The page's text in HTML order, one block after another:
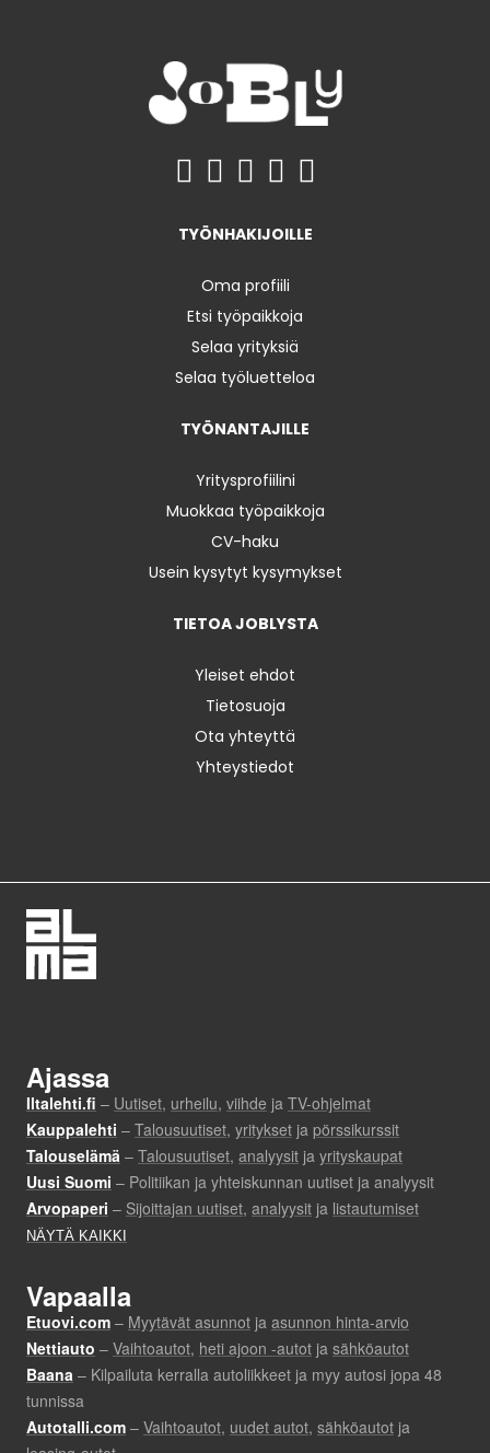
TYÖNHAKIJOILLE
Oma profiili
Etsi työpaikkoja
Selaa yrityksiä
Selaa työluetteloa
TYÖNANTAJILLE
Yritysprofiilini
Muokkaa työpaikkoja
CV-haku
Usein kysytyt kysymykset
TIETOA JOBLYSTA
Yleiset ehdot
Tietosuoja
Ota yhteyttä
Yhteystiedot